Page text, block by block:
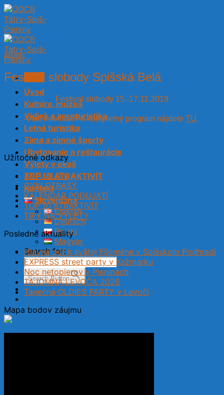
Skip
to
content
Úvod
Kultúra, múzeá
Vidiek a agroturistika
Letná turistika
Zima a zimné športy
Ubytovanie a reštaurácie
Výlety v okolí
TOP 10 ATRAKTIVÍT
Kontakt
Slovenčina
English
Deutsch
Polski
Magyar
Search for:
Search Button
Aktuality
Festival slobody Spišská Belá
Festival slobody 15.-17.11.2019
Viac informácií a kompletný program nájdete TU.
Užitočné odkazy
AKTUALITY
CYKLOTRASY
KALENDÁR PODUJATÍ
TOP 10 ATRAKTIVÍT
TIPY NA VÝLETY
Posledné aktuality
Hlavná púť k svätej Filoméne v Spišskom Podhradí
EXPRESS street party v Kežmarku
Noc netopierov v Pieninách
TAJOMNÁ LEVOČA 2026
Tanečná OLDIES PARTY v Levoči
Mapa bodov záujmu